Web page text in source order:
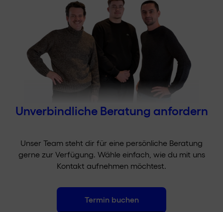
Unverbindliche Beratung anfordern
Unser Team steht dir für eine persönliche Beratung
gerne zur Verfügung. Wähle einfach, wie du mit uns
Kontakt aufnehmen möchtest.
Termin buchen